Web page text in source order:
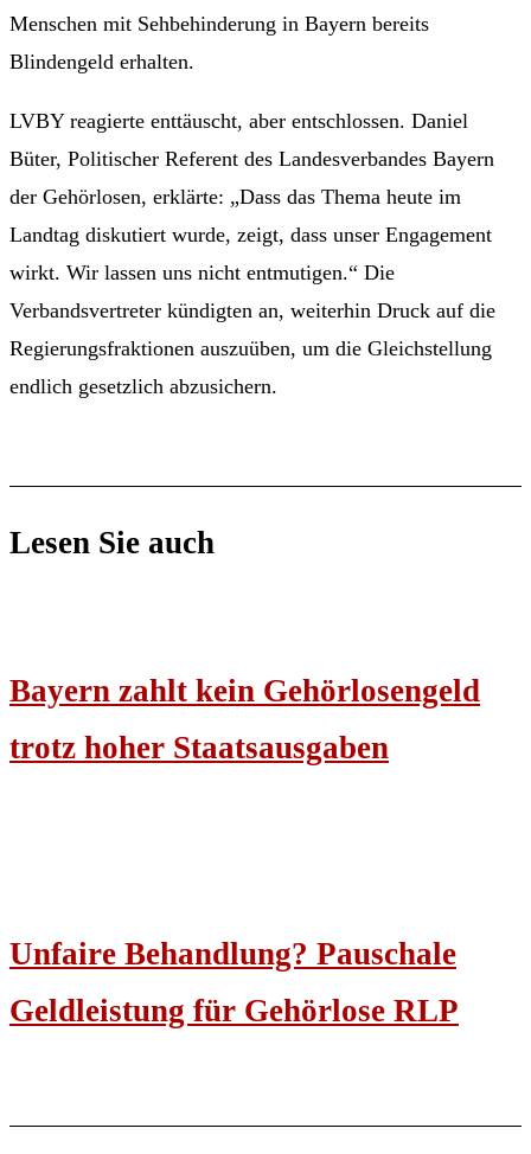
Menschen mit Sehbehinderung in Bayern bereits
Blindengeld erhalten.
LVBY reagierte enttäuscht, aber entschlossen. Daniel
Büter, Politischer Referent des Landesverbandes Bayern
der Gehörlosen, erklärte: „Dass das Thema heute im
Landtag diskutiert wurde, zeigt, dass unser Engagement
wirkt. Wir lassen uns nicht entmutigen.“ Die
Verbandsvertreter kündigten an, weiterhin Druck auf die
Regierungsfraktionen auszuüben, um die Gleichstellung
endlich gesetzlich abzusichern.
Lesen Sie auch
Bayern zahlt kein Gehörlosengeld
trotz hoher Staatsausgaben
Unfaire Behandlung? Pauschale
Geldleistung für Gehörlose RLP